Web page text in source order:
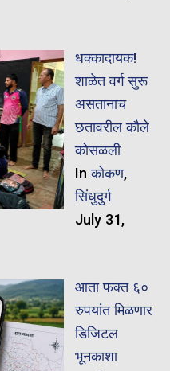
धक्कादायक!
शाळेत वर्ग सुरू
असतानाच
छतावरील कौले
कोसळली
Inकोकण,
सिंधुदुर्ग
July 31,
​आता फक्त ६०
रुपयांत मिळणार
डिजिटल
भूनकाशा